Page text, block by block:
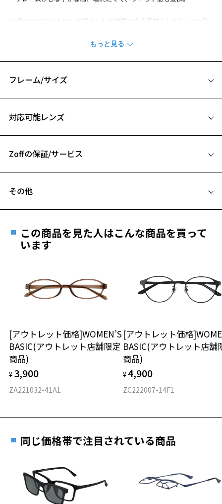
お気に入り
Zoff SMARTのストロングポイントを体現できる素材としてβtitanをテ
男性向けのスタイリッシュなフロントデザインがマッチして、最もミ
※生地のデザイン上、柄の出方に個体差があり、画像と異なる場合が
ございます。
フレーム/サイズ
B ブリッジ(鼻部分)の横幅：17mm
仕上がり寸法
D 仕上がりの横幅：約142mm
E 仕上がりの縦幅：約40mm
6.5g
※着脱式サングラス：デモレンズ、アタッチメント込みの重さ
タイプ
対応可能レンズ
フレームとレンズの合計料金を知りたい方へ
Zoffの保証/サービス
安心1 フレーム１年間品質保証
きます。
※保証期間内に交換が行われた場合、保証期間は初期の期間から
安心2 視力測定無料
視力の変化を早めに発見するために、定期的な視
力測定をおすすめいたします。
安心3 かかり具合調整無料
す。
その他
ご希望のお客さまは、「レンズ交換券」をお選びのうえ、
最寄りのZoff実店舗にてレンズをお買い求めください。
※サングラスやパッケージ品では「レンズ交換券」はお選び
談ください。
オンラインストアでフレームのみ購入して、
実店舗で度付きにできます
ご購入時に「レンズ交換券」をお選びいただくと、実店舗で
度数を測定のうえ、度付きレンズ（標準セットレンズ）へ無
料交換いただけます。
お近くのZoff実店舗にて度数を測定いただけます（無料）。
その際は記入用紙をダウンロードしてお使いください。
この商品を見た人はこんな商品を買って
います
[アウトレット価格]WOMEN’S
BASIC(アウトレット店舗限定
商品)
¥ 3,900
ZA221032-41A1
[アウトレット価格
BASIC(アウトレット店舗
商品)
¥4,900
ZC222007-14F1
同じ価格帯で注目されている商品